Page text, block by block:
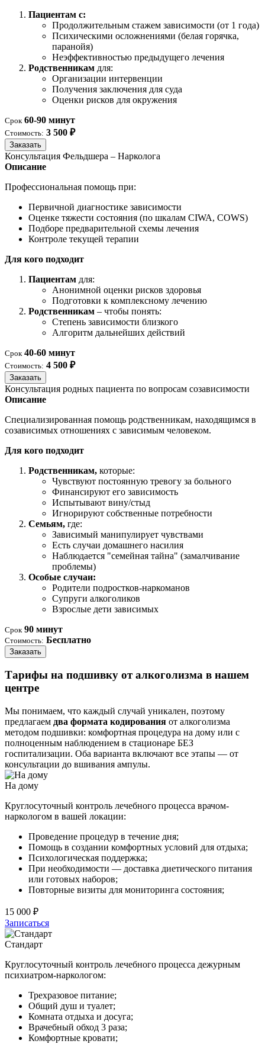
Пациентам с:
Продолжительным стажем зависимости (от 1 года)
Психическими осложнениями (белая горячка,
паранойя)
Неэффективностью предыдущего лечения
Родственникам для:
Организации интервенции
Получения заключения для суда
Оценки рисков для окружения
Срок 60-90 минут
Стоимость: 3 500 ₽
Заказать
Консультация Фельдшера – Нарколога
Описание
Профессиональная помощь при:
Первичной диагностике зависимости
Оценке тяжести состояния (по шкалам CIWA, COWS)
Подборе предварительной схемы лечения
Контроле текущей терапии
Для кого подходит
Пациентам для:
Анонимной оценки рисков здоровья
Подготовки к комплексному лечению
Родственникам – чтобы понять:
Степень зависимости близкого
Алгоритм дальнейших действий
Срок 40-60 минут
Стоимость: 4 500 ₽
Заказать
Консультация родных пациента по вопросам созависимости
Описание
Специализированная помощь родственникам, находящимся в
созависимых отношениях с зависимым человеком.
Для кого подходит
Родственникам, которые:
Чувствуют постоянную тревогу за больного
Финансируют его зависимость
Испытывают вину/стыд
Игнорируют собственные потребности
Семьям, где:
Зависимый манипулирует чувствами
Есть случаи домашнего насилия
Наблюдается "семейная тайна" (замалчивание
проблемы)
Особые случаи:
Родители подростков-наркоманов
Супруги алкоголиков
Взрослые дети зависимых
Срок 90 минут
Стоимость: Бесплатно
Заказать
Тарифы на подшивку от алкоголизма в нашем
центре
Мы понимаем, что каждый случай уникален, поэтому
предлагаем два формата кодирования от алкоголизма
методом подшивки: комфортная процедура на дому или с
полноценным наблюдением в стационаре БЕЗ
госпитализации. Оба варианта включают все этапы — от
консультации до вшивания ампулы.
На дому
Круглосуточный контроль лечебного процесса врачом-
наркологом в вашей локации:
Проведение процедур в течение дня;
Помощь в создании комфортных условий для отдыха;
Психологическая поддержка;
При необходимости — доставка диетического питания
или готовых наборов;
Повторные визиты для мониторинга состояния;
15 000 ₽
Записаться
Стандарт
Круглосуточный контроль лечебного процесса дежурным
психиатром-наркологом:
Трехразовое питание;
Общий душ и туалет;
Комната отдыха и досуга;
Врачебный обход 3 раза;
Комфортные кровати;